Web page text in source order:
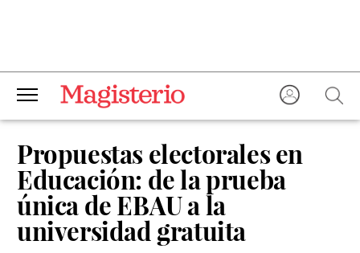
Propuestas electorales en
Educación: de la prueba
única de EBAU a la
universidad gratuita